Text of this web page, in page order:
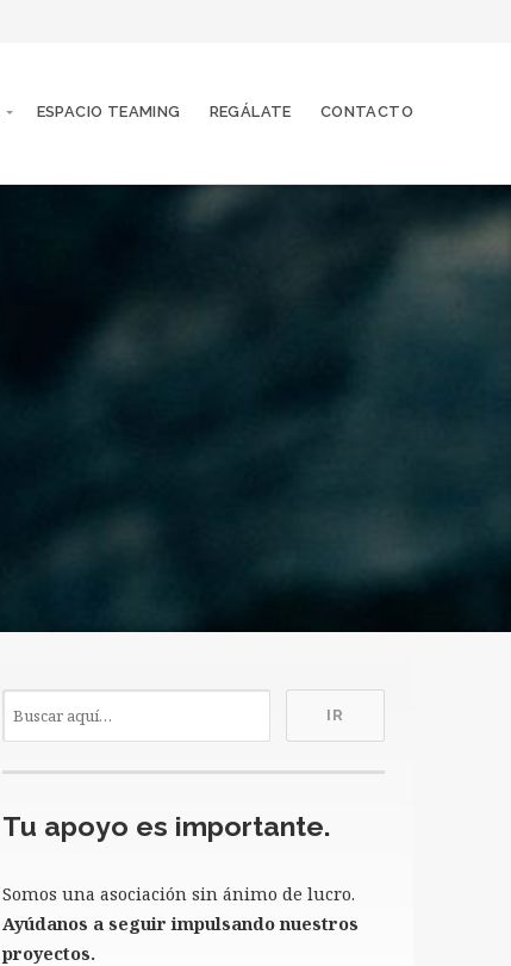
ESPACIO TEAMING REGÁLATE CONTACTO
Tu apoyo es importante.
Somos una asociación sin ánimo de lucro.
Ayúdanos a seguir impulsando nuestros
proyectos.